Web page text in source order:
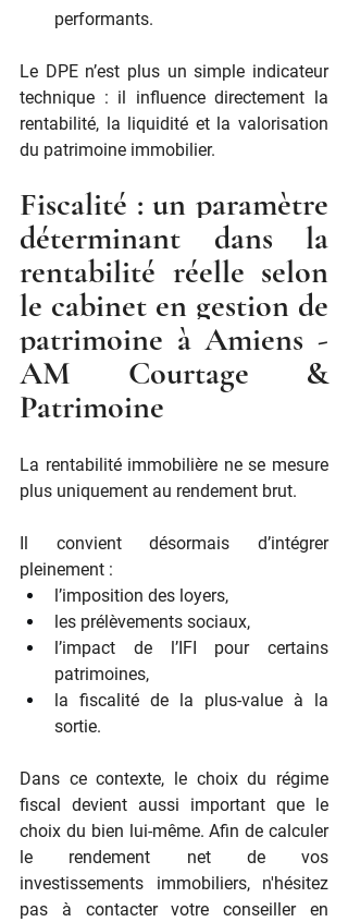
performants.
Le DPE n’est plus un simple indicateur
technique : il influence directement la
rentabilité, la liquidité et la valorisation
du patrimoine immobilier.
Fiscalité : un paramètre
déterminant dans la
rentabilité réelle selon
le cabinet en gestion de
patrimoine à Amiens -
AM Courtage &
Patrimoine
La rentabilité immobilière ne se mesure
plus uniquement au rendement brut.
Il convient désormais d’intégrer
pleinement :
l’imposition des loyers,
les prélèvements sociaux,
l’impact de l’IFI pour certains
patrimoines,
la fiscalité de la plus-value à la
sortie.
Dans ce contexte, le choix du régime
fiscal devient aussi important que le
choix du bien lui-même. Afin de calculer
le rendement net de vos
investissements immobiliers, n'hésitez
pas à contacter votre conseiller en